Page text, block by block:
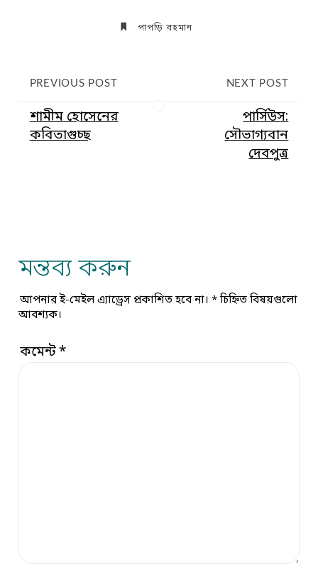
পাপড়ি রহমান
PREVIOUS POST
শামীম হোসেনের
কবিতাগুচ্ছ
NEXT POST
পার্সিউস:
সৌভাগ্যবান
দেবপুত্র
মন্তব্য করুন
আপনার ই-মেইল এ্যাড্রেস প্রকাশিত হবে না। *চিহ্নিত বিষয়গুলো
আবশ্যক।
কমেন্ট*